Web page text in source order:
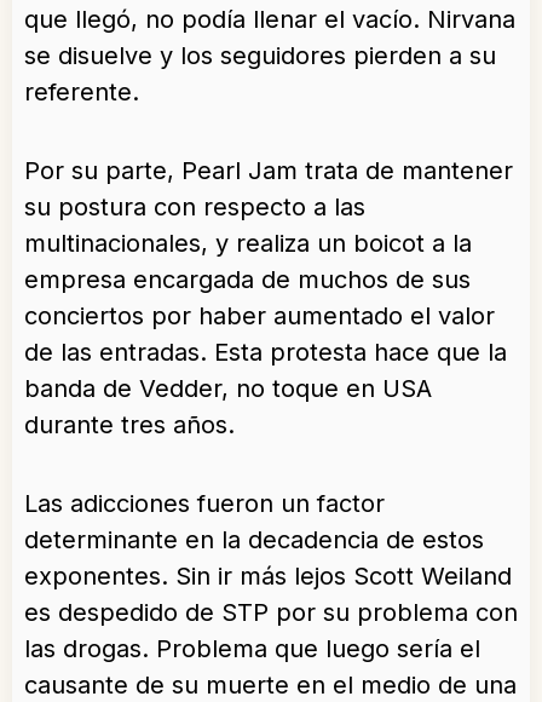
que llegó, no podía llenar el vacío. Nirvana
se disuelve y los seguidores pierden a su
referente.
Por su parte, Pearl Jam trata de mantener
su postura con respecto a las
multinacionales, y realiza un boicot a la
empresa encargada de muchos de sus
conciertos por haber aumentado el valor
de las entradas. Esta protesta hace que la
banda de Vedder, no toque en USA
durante tres años.
Las adicciones fueron un factor
determinante en la decadencia de estos
exponentes. Sin ir más lejos Scott Weiland
es despedido de STP por su problema con
las drogas. Problema que luego sería el
causante de su muerte en el medio de una